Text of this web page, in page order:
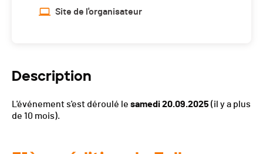
Site de l'organisateur
Description
L'événement s'est déroulé le samedi 20.09.2025 (il y a plus
de 10 mois).